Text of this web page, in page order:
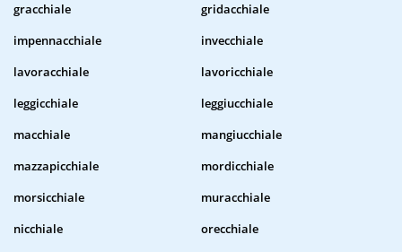
gracchiale
gridacchiale
impennacchiale
invecchiale
lavoracchiale
lavoricchiale
leggicchiale
leggiucchiale
macchiale
mangiucchiale
mazzapicchiale
mordicchiale
morsicchiale
muracchiale
nicchiale
orecchiale